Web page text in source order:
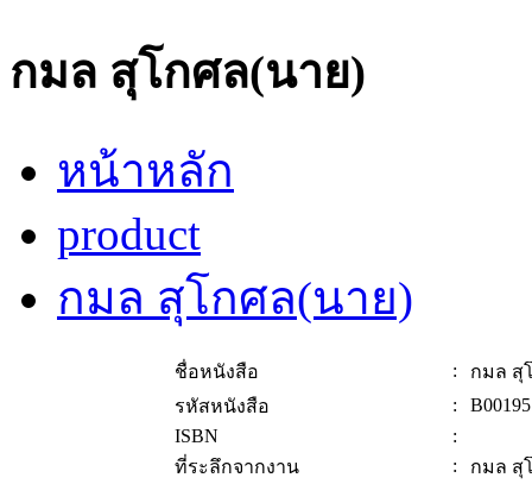
กมล สุโกศล(นาย)
หน้าหลัก
product
กมล สุโกศล(นาย)
ชื่อหนังสือ :
กมล สุ
รหัสหนังสือ
:
B00195
ISBN
:
ที่ระลึกจากงาน
:
กมล สุ